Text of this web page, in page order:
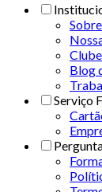
Blog
Serviço